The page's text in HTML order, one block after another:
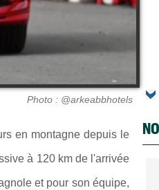
Photo : @arkeabbhotels
en montagne depuis le
à 120 km de l'arrivée
et pour son équipe,